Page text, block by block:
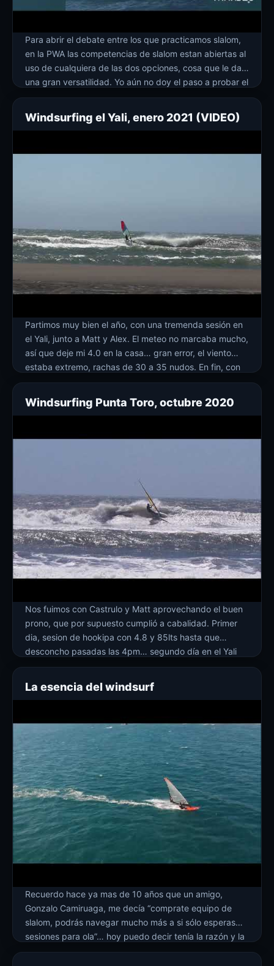
Para abrir el debate entre los que practicamos slalom,
en la PWA las competencias de slalom estan abiertas al
uso de cualquiera de las dos opciones, cosa que le da
una gran versatilidad. Yo aún no doy el paso a probar el
foil… soy medio purista para mis cosas, pero igual le
Windsurfing el Yali, enero 2021 (VIDEO)
Partimos muy bien el año, con una tremenda sesión en
el Yali, junto a Matt y Alex. El meteo no marcaba mucho,
así que deje mi 4.0 en la casa… gran error, el viento
estaba extremo, rachas de 30 a 35 nudos. En fin, con
mi Flightsails THE ZORRO 4.8 y mi tabla de 85 […]
Windsurfing Punta Toro, octubre 2020
Nos fuimos con Castrulo y Matt aprovechando el buen
prono, que por supuesto cumplió a cabalidad. Primer
dia, sesion de hookipa con 4.8 y 85lts hasta que
desconcho pasadas las 4pm… segundo día en el Yali
con 4.0, ola muy rápida, se nos sumó Nino y Alex y mas
La esencia del windsurf
Recuerdo hace ya mas de 10 años que un amigo,
Gonzalo Camiruaga, me decía “comprate equipo de
slalom, podrás navegar mucho más a si sólo esperas
sesiones para ola”… hoy puedo decir tenía la razón y la
sigue teniendo!. Cuando chicos (al menos mi